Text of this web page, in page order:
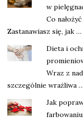
w
Co
Zastanawiasz się, jak …
Dieta i
Wraz z
szczególnie wrażliwa …
Jak